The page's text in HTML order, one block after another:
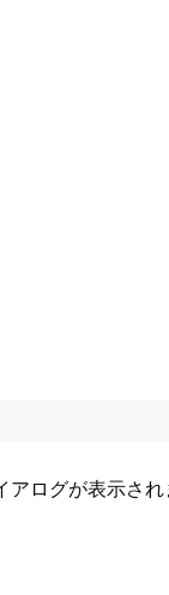
ログが表示さ